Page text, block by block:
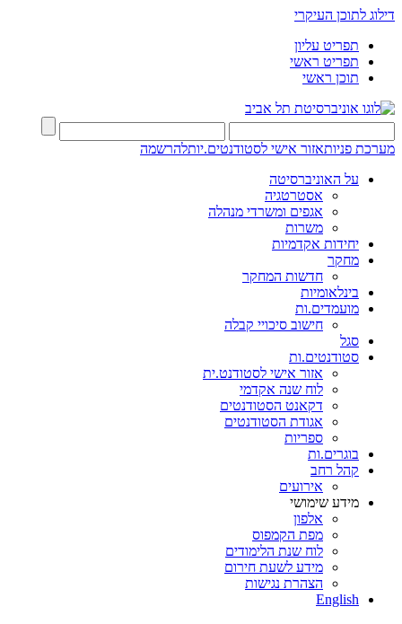
דילוג לתוכן העיקרי
תפריט עליון
תפריט ראשי
תוכן ראשי
מערכת פניותאזור אישי לסטודנטים.יותלהרשמה
על האוניברסיטה
אסטרטגיה
אגפים ומשרדי מנהלה
משרות
יחידות אקדמיות
מחקר
חדשות המחקר
בינלאומיות
מועמדים.ות
חישוב סיכויי קבלה
סגל
סטודנטים.ות
אזור אישי לסטודנט.ית
לוח שנה אקדמי
דקאנט הסטודנטים
אגודת הסטודנטים
ספריות
בוגרים.ות
קהל רחב
אירועים
מידע שימושי
אלפון
מפת הקמפוס
לוח שנת הלימודים
מידע לשעת חירום
הצהרת נגישות
English